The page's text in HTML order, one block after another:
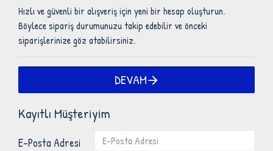
Hızlı ve güvenli bir alışveriş için yeni bir hesap oluşturun.
Böylece sipariş durumunuzu takip edebilir ve önceki
siparişlerinize göz atabilirsiniz.
DEVAM
Kayıtlı Müşteriyim
E-Posta Adresi